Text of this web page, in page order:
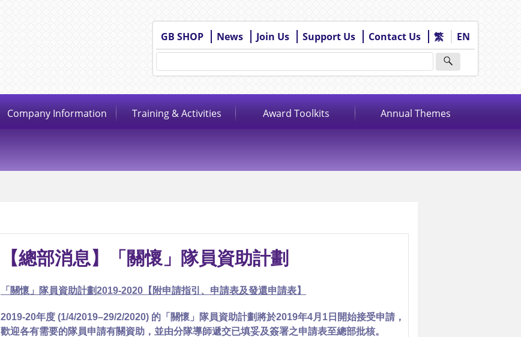
GB SHOP News Join Us Support Us Contact Us 繁 EN
Company Information Training & Activities Award Toolkits Annual Themes
【總部消息】「關懷」隊員資助計劃
「關懷」隊員資助計劃2019-2020【附申請指引、申請表及發還申請表】
2019-20年度 (1/4/2019–29/2/2020) 的「關懷」隊員資助計劃將於2019年4月1日開始接受申請，
歡迎各有需要的隊員申請有關資助，並由分隊導師遞交已填妥及簽署之申請表至總部批核。